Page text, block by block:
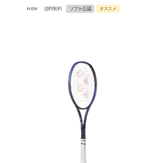
NEW 送料無料 ソフト公認 オススメ